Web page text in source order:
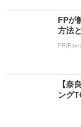
FPが
方法
PR(Fav-
【奈
ング